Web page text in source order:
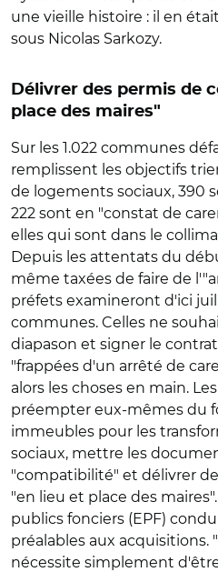
une vieille histoire : il en
sous Nicolas Sarkozy.
Délivrer des permis de
place des maires"
Sur les 1.022 communes
remplissent les objectifs
de logements sociaux, 390
222 sont en "constat de
elles qui sont dans le
Depuis les attentats du
même taxées de faire de
préfets examineront d'ici
communes. Celles ne
diapason et signer le
"frappées d'un arrêté de
alors les choses en main.
préempter eux-mêmes du
immeubles pour les
sociaux, mettre les
"compatibilité" et délivrer
"en lieu et place des
publics fonciers (EPF)
préalables aux acquisitions.
nécessite simplement